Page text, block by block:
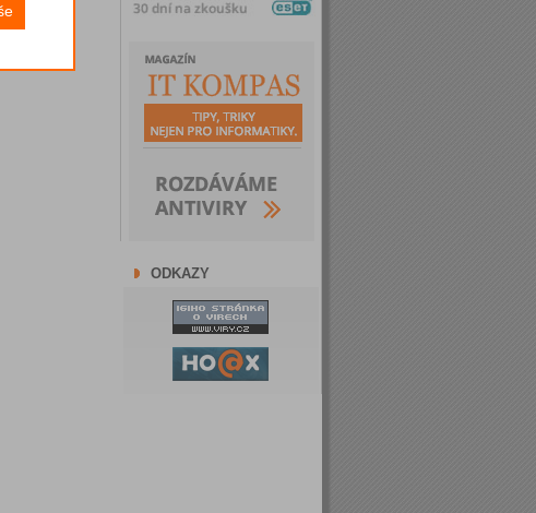
ODKAZY